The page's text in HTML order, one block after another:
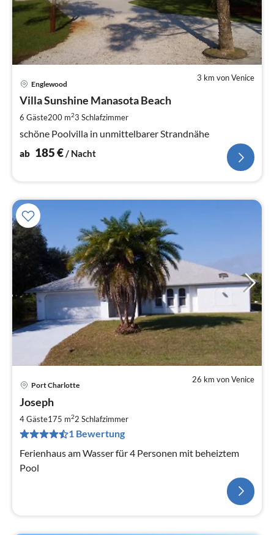
3 km von Venice
Englewood
Villa Sunshine Manasota Beach
6 Gäste200 m23 Schlafzimmer
schöne Poolvilla in unmittelbarer Strandnähe
ab 185€/ Nacht
26 km von Venice
Port Charlotte
Joseph
4 Gäste175 m22 Schlafzimmer
1 Bewertung
Ferienhaus am Wasser für 4 Personen mit beheiztem
Pool